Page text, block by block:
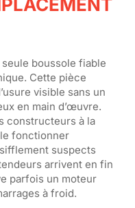
boussole fiable
Cette pièce
visible sans un
en main d’œuvre.
constructeurs à la
fonctionner
suspects
arrivent en fin
parfois un moteur
à froid.